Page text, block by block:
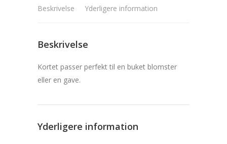
Beskrivelse Yderligere information
Beskrivelse
Kortet passer perfekt til en buket blomster
eller en gave.
Yderligere information